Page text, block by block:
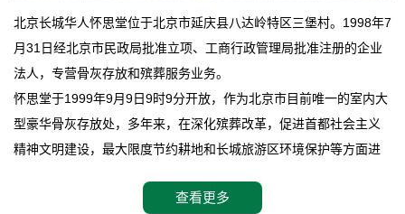
北京长城华人怀思堂位于北京市延庆县八达岭特区三堡村。1998年7
月31日经北京市民政局批准立项、工商行政管理局批准注册的企业
法人，专营骨灰存放和殡葬服务业务。
怀思堂于1999年9月9日9时9分开放，作为北京市目前唯一的室内大
型豪华骨灰存放处，多年来，在深化殡葬改革，促进首都社会主义
精神文明建设，最大限度节约耕地和长城旅游区环境保护等方面进
怀思堂辖区面积15万平方米，整体建筑面积5．8万平方米。主体建
查看更多